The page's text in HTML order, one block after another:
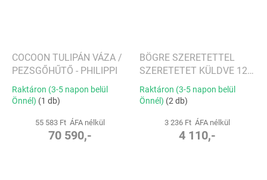
COCOON TULIPÁN VÁZA /
PEZSGŐHŰTŐ - PHILIPPI
Raktáron (3-5 napon belül
Önnél) (1 db)
55 583 Ft ÁFA nélkül
70 590,-
BÖGRE SZERETETTEL
SZERETETET KÜLDVE 125
X 94 X 83 MM, 290 ML -
VILLEROY & BOCH
Raktáron (3-5 napon belül
Önnél) (2 db)
3 236 Ft ÁFA nélkül
4 110,-